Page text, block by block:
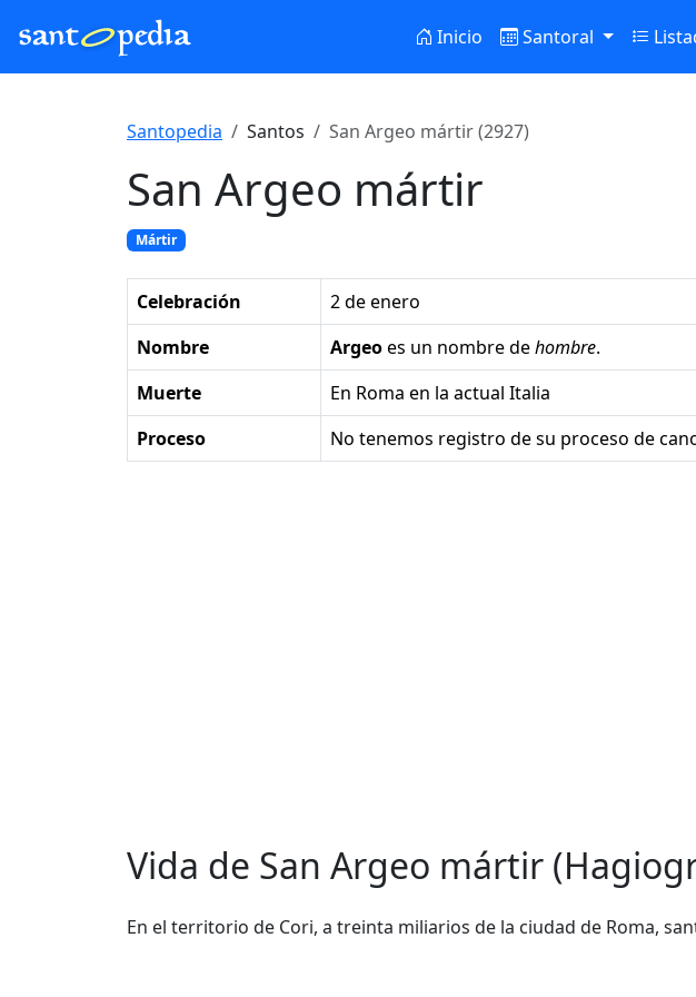
Inicio Santoral
Santopedia Santos San Argeo mártir (2927)
San Argeo mártir
Mártir
Celebración 2 de enero
Nombre Argeoes un nombre dehombre.
Muerte
en Roma en la actual Italia
Proceso No tenemos registro de su proceso de
Vida de San Argeo mártir
En el territorio de Cori, a treinta miliarios de la ciudad de Roma,